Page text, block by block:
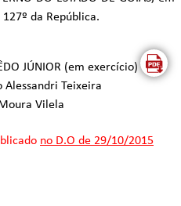
da República.
JÚNIOR (em exercício)
Alessandri Teixeira
Vilela
no D.O de 29/10/2015